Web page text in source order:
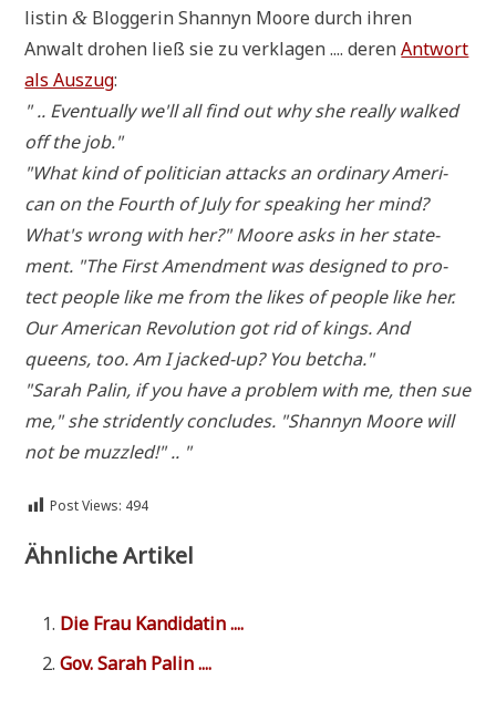
li­stin& Blog­ge­rin Shan­nyn Moo­re durch ihren
Anwalt dro­hen ließ sie zu ver­kla­gen .... derenAnt­wort
als Aus­zug:
" .. Even­tual­ly we'll all find out why she real­ly wal­ked
off the job."
"What kind of poli­ti­ci­an attacks an ordi­na­ry Ame­ri­
can on the Fourth of July for spea­king her mind?
What's wrong with her?" Moo­re asks in her state­
ment. "The First Amend­ment was desi­gned to pro­
tect peo­p­le like me from the likes of peo­p­le like her.
Our Ame­ri­can Revo­lu­ti­on got rid of kings. And
queens, too. Am I jacked-up? You betcha."
"Sarah Palin, if you have a pro­blem with me, then sue
me," she strident­ly con­clu­des. "Shan­nyn Moo­re will
not be muzzled!" .. "
Post Views: 494
Ähnliche Artikel
Die Frau Kandidatin ....
Gov. Sarah Palin ....